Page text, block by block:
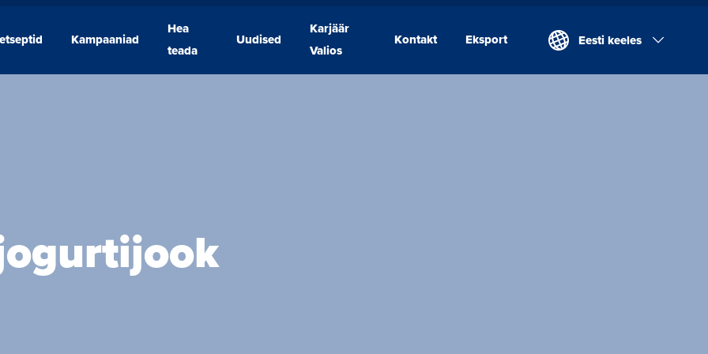
Kampaaniad
Hea
teada
Uudised
Karjäär
Valios
Kontakt Eksport Eesti keeles
Kampaaniad
teada
Uudised
Karjäär
Valios
Kontakt
Valio Eesti AS
Eksport